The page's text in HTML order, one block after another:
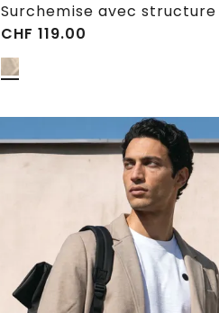
CHF 119.00